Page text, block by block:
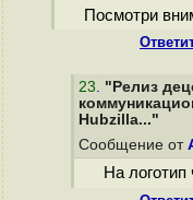
Посмотри
23. "Релиз
Hubzilla..."
Сообщение от
На